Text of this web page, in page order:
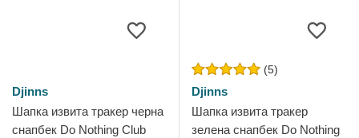
Djinns
Шапка извита тракер черна
снапбек Do Nothing Club
(5)
Djinns
Шапка извита тракер
зелена снапбек Do Nothing